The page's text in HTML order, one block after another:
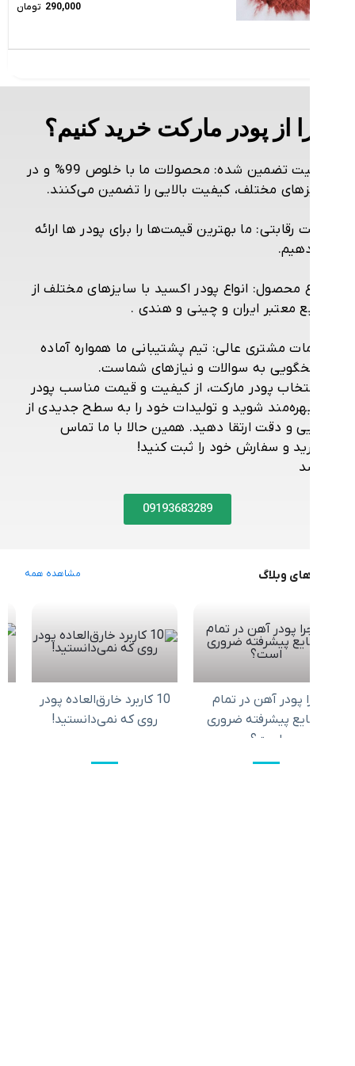
تومان
از پودر مارکت خرید کنیم؟
تضمین شده
: محصولات ما با خلوص 99% و در
مختلف، کیفیت بالایی را تضمین می‌کنند.
رقابتی: ما بهترین قیمت‌ها را برای پودر ها ارائه
محصول : انواع پودر اکسید با سایزهای مختلف از
معتبر ایران و چینی و هندی .
مشتری عالی: تیم پشتیبانی ما همواره آماده
به سوالات و نیازهای شماست.
پودر مارکت، از کیفیت و قیمت مناسب پودر
شوید و تولیدات خود را به سطح جدیدی از
و دقت ارتقا دهید. همین حالا با ما تماس
و سفارش خود را ثبت کنید!
09193683289
وبلاگ مشاهده همه
پودر آهن در تمام
پیشرفته ضروری
10 کاربرد خارق‌العاده پودر
روی که نمی‌دانستید!
رازهای